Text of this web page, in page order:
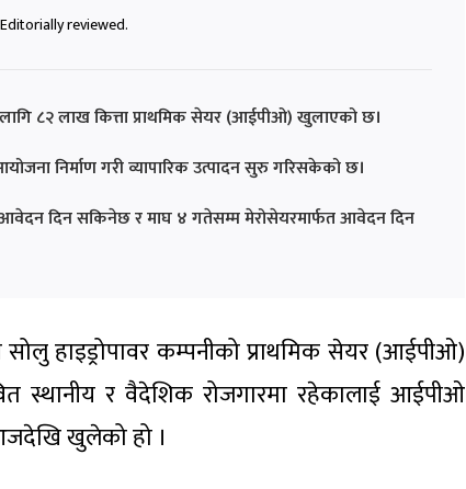
reviewed.
८२ लाख कित्ता प्राथमिक सेयर (आईपीओ) खुलाएको छ।
निर्माण गरी व्यापारिक उत्पादन सुरु गरिसकेको छ।
दिन सकिनेछ र माघ ४ गतेसम्म मेरोसेयरमार्फत आवेदन दिन
हाइड्रोपावर कम्पनीको प्राथमिक सेयर (आईपीओ)
स्थानीय र वैदेशिक रोजगारमा रहेकालाई आईपीओ
खुलेको हो ।